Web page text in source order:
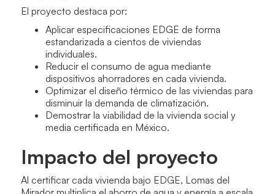
El proyecto destaca por:
Aplicar especificaciones EDGE de forma
estandarizada a cientos de viviendas
individuales.
Reducir el consumo de agua mediante
dispositivos ahorradores en cada vivienda.
Optimizar el diseño térmico de las viviendas para
disminuir la demanda de climatización.
Demostrar la viabilidad de la vivienda social y
media certificada en México.
Impacto del proyecto
Al certificar cada vivienda bajo EDGE, Lomas del